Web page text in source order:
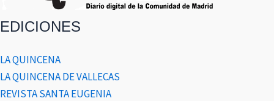
EDICIONES
LA QUINCENA
LA QUINCENA DE VALLECAS
REVISTA SANTA EUGENIA